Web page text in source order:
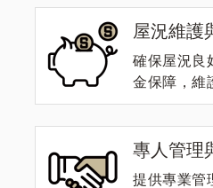
屋況維護
確保屋況良
金保障，維
專人管理
提供專業管